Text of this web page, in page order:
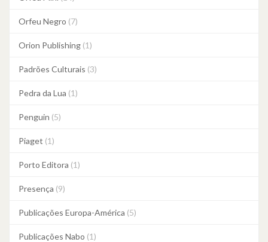
Orfeu Negro (7)
Orion Publishing (1)
Padrões Culturais (3)
Pedra da Lua (1)
Penguin (5)
Piaget (1)
Porto Editora (1)
Presença (9)
Publicações Europa-América (5)
Publicações Nabo (1)